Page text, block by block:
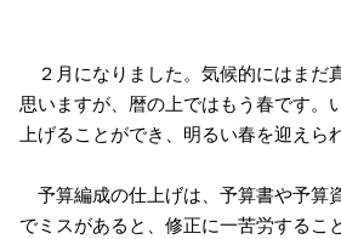
２月になりました。気候的にはまだ
思いますが、暦の上ではもう春です。
上げることができ、明るい春を迎えら
予算編成の仕上げは、予算書や予算
でミスがあると、修正に一苦労するこ